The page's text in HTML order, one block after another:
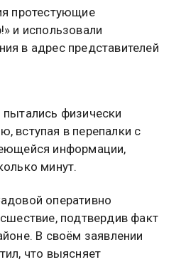
протестующие
и использовали
в адрес представителей
физически
вступая в перепалки с
информации,
минут.
оперативно
подтвердив факт
В своём заявлении
что выясняет